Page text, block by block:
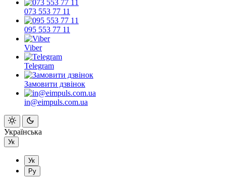
073 553 77 11
095 553 77 11
Viber
Telegram
Замовити дзвінок
in@eimpuls.com.ua
Українська
Ук
Ук
Ру